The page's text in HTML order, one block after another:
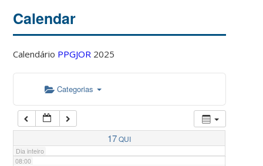
Calendar
Calendário PPGJOR 2025
Categorias
17QUI
Dia inteiro
04:00
05:00
07:00
08:00